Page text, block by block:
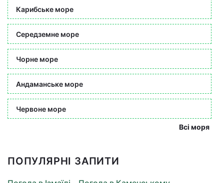
Карибське море
Середземне море
Чорне море
Андаманське море
Червоне море
Всі моря
ПОПУЛЯРНІ ЗАПИТИ